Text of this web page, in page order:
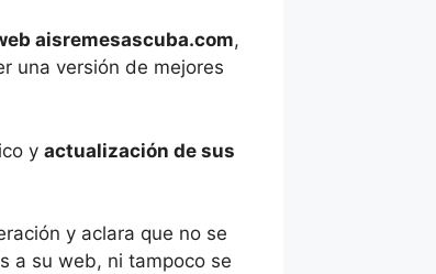
aisremesascuba.com,
una versión de mejores
y actualización de sus
y aclara que no se
a su web, ni tampoco se